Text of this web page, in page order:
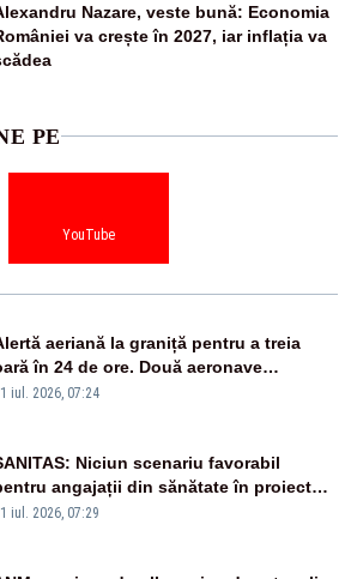
Nazare, veste bună: Economia
va crește în 2027, iar inflația va
PE
YouTube
aeriană la graniță pentru a treia
în 24 de ore. Două aeronave
britanice au fost ridicate de la
iul. 2026, 07:24
Niciun scenariu favorabil
angajații din sănătate în proiectul
salarizării
iul. 2026, 07:29